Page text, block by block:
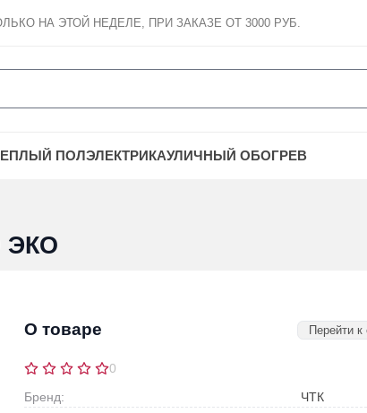
НА ЭТОЙ НЕДЕЛЕ, ПРИ ЗАКАЗЕ ОТ 3000 РУБ.
ПОЛЭЛЕКТРИКАУЛИЧНЫЙ ОБОГРЕВ
ЭКО
О товаре Перейти
0
Бренд:
ЧТК